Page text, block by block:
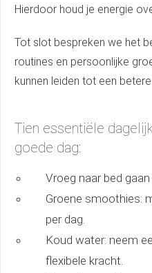
Hierdoor houd je energie
Tot slot bespreken we het
routines en persoonlijke
kunnen leiden tot een
Tien essentiële
goede dag:
Vroeg naar bed
Groene smoothies:
per dag.
Koud water: neem
flexibele kracht.